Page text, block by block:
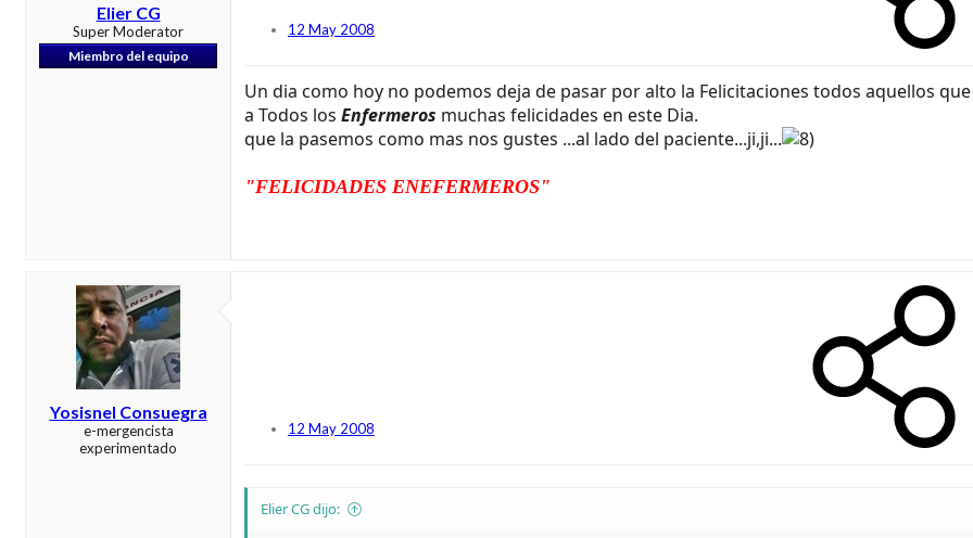
Elier CG
Super Moderator
Miembro del equipo
12 May 2008
Un dia como hoy no podemos deja de pasar por alto la Felicitaciones todos aquellos
a Todos los Enfermeros muchas felicidades en este Dia.
que la pasemos como mas nos gustes ...al lado del paciente...ji,ji...
"FELICIDADES ENEFERMEROS"
Yosisnel Consuegra
e-mergencista
experimentado
12 May 2008
Elier CG dijo: